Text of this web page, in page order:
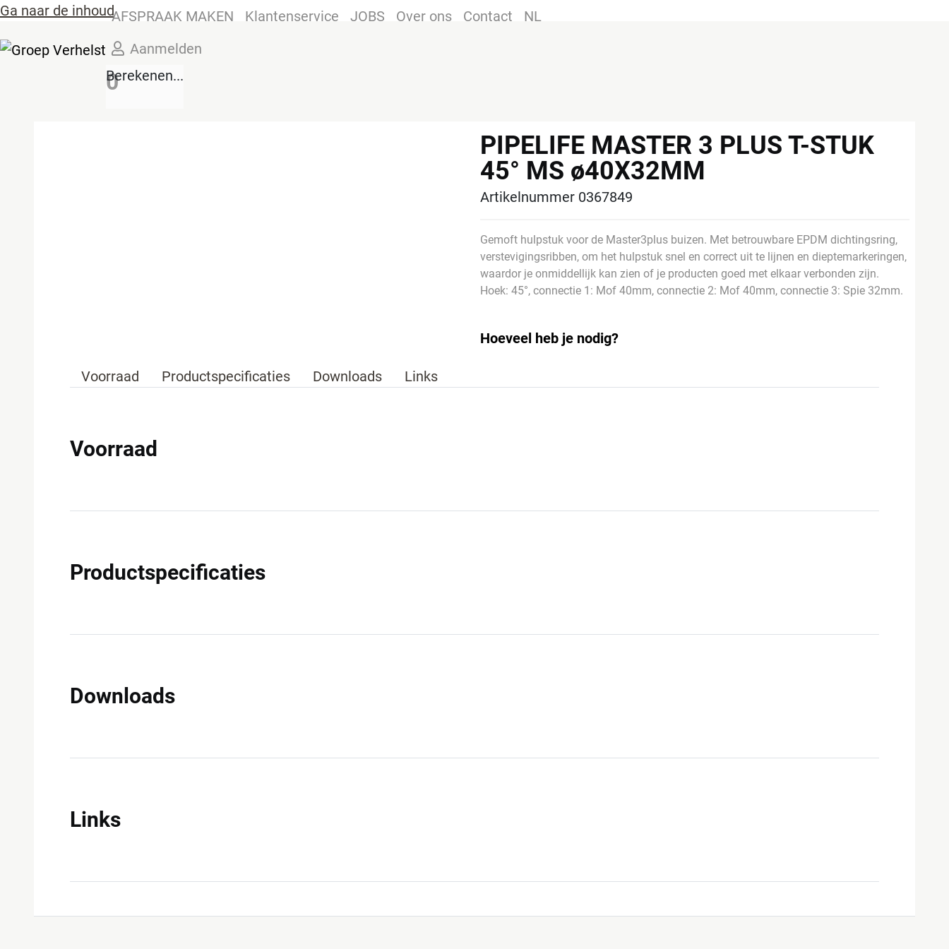
Ga naar de inhoudAFSPRAAK MAKEN Klantenservice JOBS Over ons Contact
NL
Aanmelden
0
Berekenen...
PIPELIFE MASTER 3 PLUS T-STUK
45° MS ø40X32MM
Artikelnummer 0367849
Gemoft hulpstuk voor de Master3plus buizen. Met betrouwbare EPDM dichtingsring,
verstevigingsribben, om het hulpstuk snel en correct uit te lijnen en dieptemarkeringen,
waardor je onmiddellijk kan zien of je producten goed met elkaar verbonden zijn.
Hoek: 45°, connectie 1: Mof 40mm, connectie 2: Mof 40mm, connectie 3: Spie 32mm.
Hoeveel heb je nodig?
Voorraad Productspecificaties Downloads Links
Voorraad
Productspecificaties
Downloads
Links